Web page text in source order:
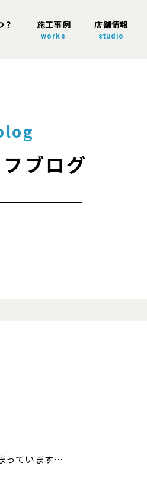
？ 施工事例
works
店舗情報
studio
ブログ
っています…